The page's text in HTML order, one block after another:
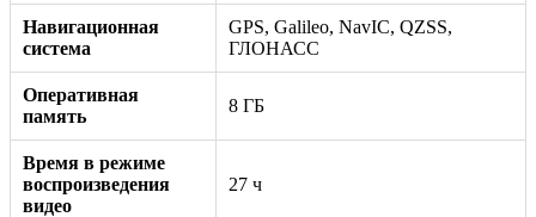
Навигационная
система
GPS, Galileo, NavIC, QZSS,
ГЛОНАСС
Оперативная
память
8 ГБ
Время в режиме
воспроизведения
видео
27 ч